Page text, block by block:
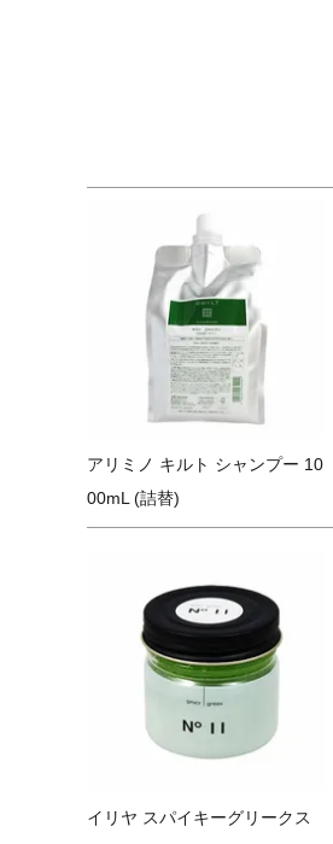
アリミノ キルト シャンプー 10
00mL (詰替)
イリヤ スパイキーグリークス